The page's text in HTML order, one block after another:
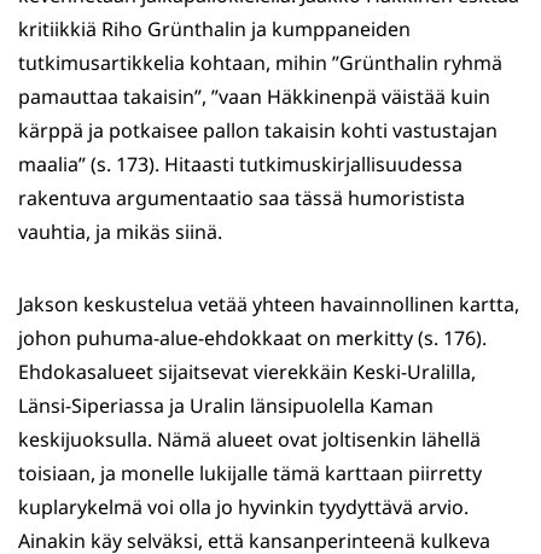
kritiikkiä Riho Grünthalin ja kumppaneiden
tutkimusartikkelia kohtaan, mihin ”Grünthalin ryhmä
pamauttaa takaisin”, ”vaan Häkkinenpä väistää kuin
kärppä ja potkaisee pallon takaisin kohti vastustajan
maalia” (s. 173). Hitaasti tutkimuskirjallisuudessa
rakentuva argumentaatio saa tässä humoristista
vauhtia, ja mikäs siinä.
Jakson keskustelua vetää yhteen havainnollinen kartta,
johon puhuma-alue-ehdokkaat on merkitty (s. 176).
Ehdokasalueet sijaitsevat vierekkäin Keski-Uralilla,
Länsi-Siperiassa ja Uralin länsipuolella Kaman
keskijuoksulla. Nämä alueet ovat joltisenkin lähellä
toisiaan, ja monelle lukijalle tämä karttaan piirretty
kuplarykelmä voi olla jo hyvinkin tyydyttävä arvio.
Ainakin käy selväksi, että kansanperinteenä kulkeva